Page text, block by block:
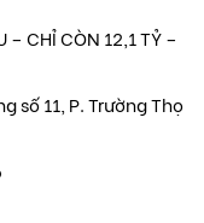
– CHỈ CÒN 12,1 TỶ –
số 11, P. Trường Thọ